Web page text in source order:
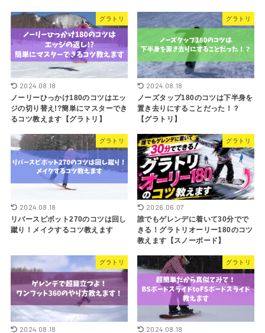
グラトリ
2024.08.18
ノーリーひっかけ180のコツはエッ
ジの切り替え!?簡単にマスターでき
るコツ教えます【グラトリ】
グラトリ
2024.08.18
ノーズタップ180のコツは下半身を
置き去りにすることだった！？
【グラトリ】
グラトリ
2024.08.18
リバースピボット270のコツは回し
蹴り！メイクするコツ教えます
グラトリ
2026.06.07
誰でもゲレンデに着いて30分でで
きる！グラトリオーリー180のコツ
教えます【スノーボード】
グラトリ
2024.08.18
グラトリ
2024.08.18